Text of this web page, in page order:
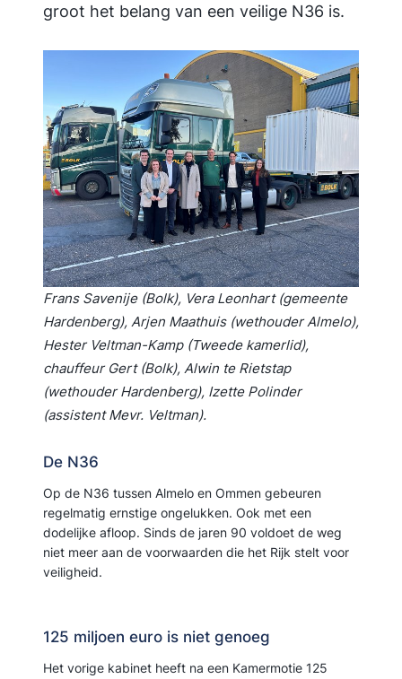
groot het belang van een veilige N36 is.
Frans Savenije (Bolk), Vera Leonhart (gemeente
Hardenberg), Arjen Maathuis (wethouder Almelo),
Hester Veltman-Kamp (Tweede kamerlid),
chauffeur Gert (Bolk), Alwin te Rietstap
(wethouder Hardenberg), Izette Polinder
(assistent Mevr. Veltman).
De N36
Op de N36 tussen Almelo en Ommen gebeuren
regelmatig ernstige ongelukken. Ook met een
dodelijke afloop. Sinds de jaren 90 voldoet de weg
niet meer aan de voorwaarden die het Rijk stelt voor
veiligheid.
125 miljoen euro is niet genoeg
Het vorige kabinet heeft na een Kamermotie 125